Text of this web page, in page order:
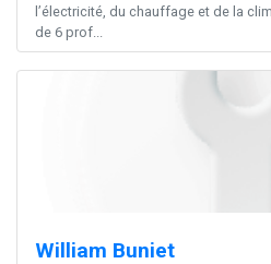
l’électricité, du chauffage et de la
de 6 prof...
William Buniet